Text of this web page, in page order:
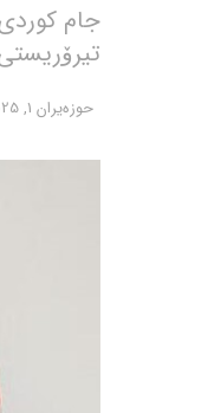
جام
حوزه‌یران 1, 2025